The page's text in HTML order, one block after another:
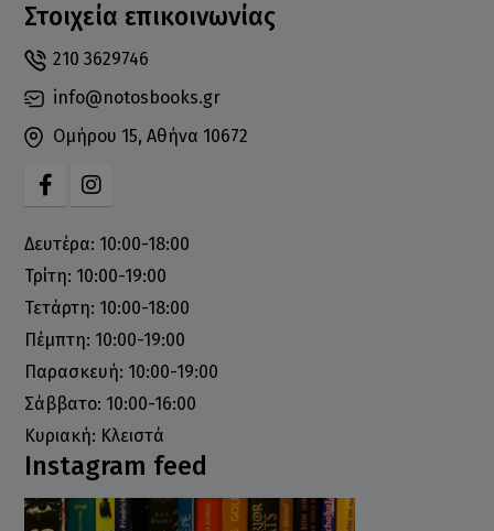
Στοιχεία επικοινωνίας
210 3629746
info@notosbooks.gr
Ομήρου 15, Αθήνα 10672
Δευτέρα: 10:00-18:00
Τρίτη: 10:00-19:00
Τετάρτη: 10:00-18:00
Πέμπτη: 10:00-19:00
Παρασκευή: 10:00-19:00
Σάββατο: 10:00-16:00
Κυριακή: Κλειστά
Instagram feed